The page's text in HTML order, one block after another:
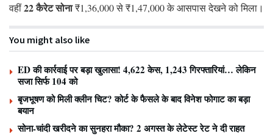
वहीं22 कैरेट सोना₹1,36,000 से ₹1,47,000 के आसपास देखने को मिला।
You might also like
ED की कार्रवाई पर बड़ा खुलासा! 4,622 केस, 1,243 गिरफ्तारियां… लेकिन
सजा सिर्फ 104 को
बृजभूषण को मिली क्लीन चिट? कोर्ट के फैसले के बाद विनेश फोगाट का बड़ा
बयान
सोना-चांदी खरीदने का सुनहरा मौका? 2 अगस्त के लेटेस्ट रेट ने दी राहत